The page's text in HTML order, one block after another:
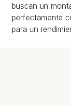
buscan un
perfectamente
para un